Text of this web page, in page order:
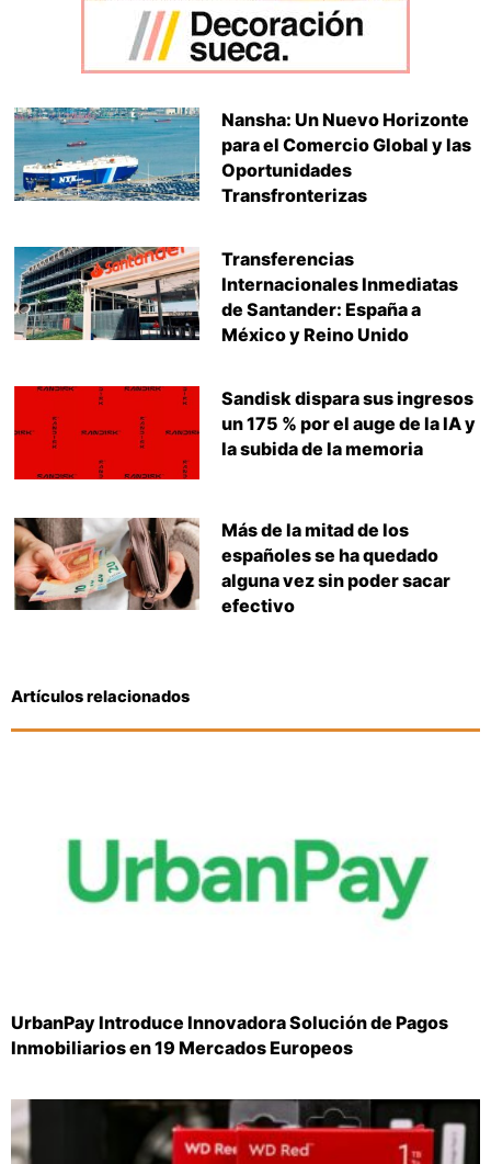
Nansha: Un Nuevo Horizonte
para el Comercio Global y las
Oportunidades
Transfronterizas
Transferencias
Internacionales Inmediatas
de Santander: España a
México y Reino Unido
Sandisk dispara sus ingresos
un 175 % por el auge de la IA y
la subida de la memoria
Más de la mitad de los
españoles se ha quedado
alguna vez sin poder sacar
efectivo
Artículos relacionados
UrbanPay Introduce Innovadora Solución de Pagos
Inmobiliarios en 19 Mercados Europeos